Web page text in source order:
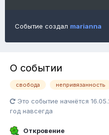
Событие создал marianna
О событии
свобода непривязанность
Это событие начнётся
год навсегда
Откровение